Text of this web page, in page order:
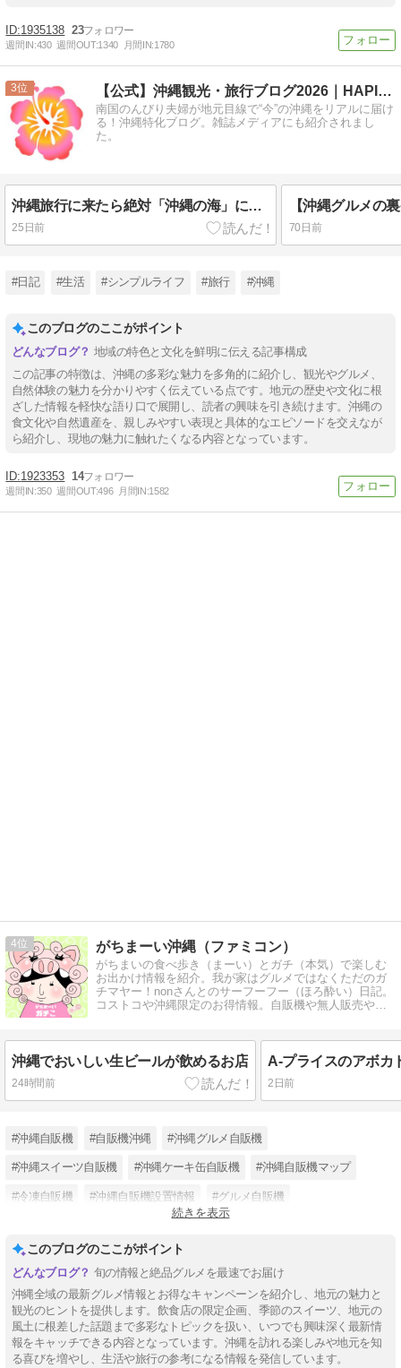
1935138 23
週間IN:430 週間OUT:1340 月間IN:1780
3 【公式】沖縄観光・旅行ブログ2026｜HAPIOKI
南国のんびり夫婦が地元目線で“今”の沖縄をリアルに届け
る！沖縄特化ブログ。雑誌メディアにも紹介されまし
た。
沖縄旅行に来たら絶対「沖縄の海」に行くべき5つの理由
25日前 70日前
#日記 #生活 #シンプルライフ #旅行 #沖縄
このブログのここがポイント
地域の特色と文化を鮮明に伝える記事構成
この記事の特徴は、沖縄の多彩な魅力を多角的に紹介し、観光やグルメ、
自然体験の魅力を分かりやすく伝えている点です。地元の歴史や文化に根
ざした情報を軽快な語り口で展開し、読者の興味を引き続けます。沖縄の
食文化や自然遺産を、親しみやすい表現と具体的なエピソードを交えなが
ら紹介し、現地の魅力に触れたくなる内容となっています。
1923353 14
週間IN:350 週間OUT:496 月間IN:1582
4 がちまーい沖縄（ファミコン）
がちまいの食べ歩き（まーい）とガチ（本気）で楽しむ
お出かけ情報を紹介。我が家はグルメではなくただのガ
チマヤー！nonさんとのサーフーフー（ほろ酔い）日記。
コストコや沖縄限定のお得情報。自販機や無人販売やコ
沖縄でおいしい生ビールが飲めるお店
24時間前 2日前
#沖縄自販機 #自販機沖縄 #沖縄グルメ自販機
#沖縄スイーツ自販機 #沖縄ケーキ缶自販機 #沖縄自販機マップ
#冷凍自販機 #沖縄自販機設置情報 #グルメ自販機
続きを表示
このブログのここがポイント
旬の情報と絶品グルメを最速でお届け
沖縄全域の最新グルメ情報とお得なキャンペーンを紹介し、地元の魅力と
観光のヒントを提供します。飲食店の限定企画、季節のスイーツ、地元の
風土に根差した話題まで多彩なトピックを扱い、いつでも興味深く最新情
報をキャッチできる内容となっています。沖縄を訪れる楽しみや地元を知
る喜びを増やし、生活や旅行の参考になる情報を発信しています。